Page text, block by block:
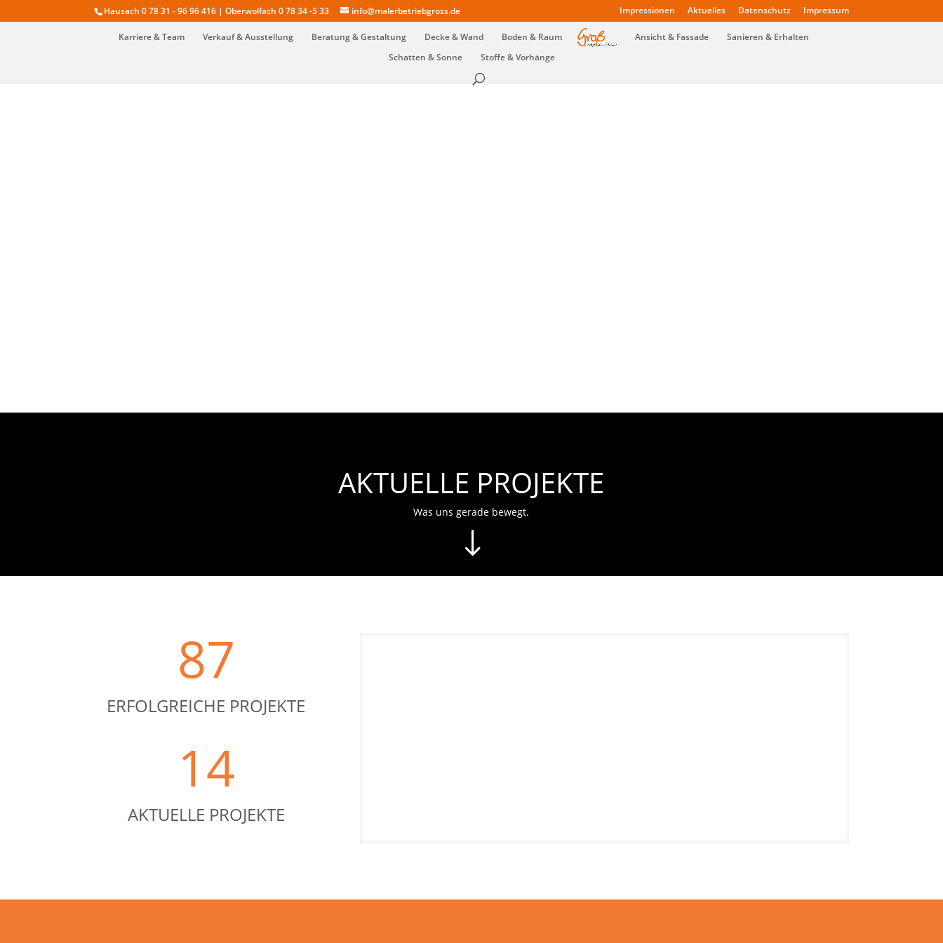
Hausach 0 78 31 - 96 96 416 | Oberwolfach 0 78 34 -5 33 info@malerbetriebgross.de Impressionen Aktuelles Datenschutz Impressum
Karriere & Team Verkauf & Ausstellung Beratung & Gestaltung Decke & Wand Boden & Raum Ansicht & Fassade
Sanieren & Erhalten
Schatten & Sonne
Stoffe & Vorhänge
AKTUELLE PROJEKTE
Was uns gerade bewegt.
"
87
ERFOLGREICHE PROJEKTE
14
AKTUELLE PROJEKTE